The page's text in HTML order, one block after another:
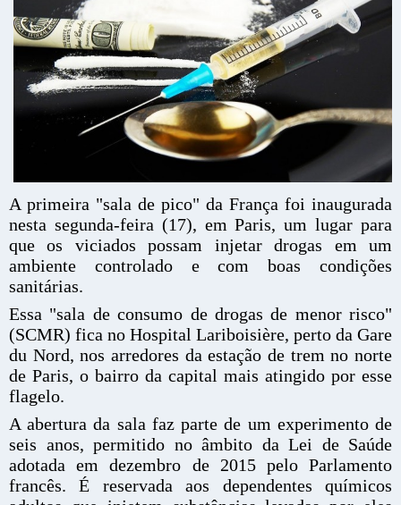
A primeira "sala de pico" da França foi inaugurada
nesta segunda-feira (17), em Paris, um lugar para
que os viciados possam injetar drogas em um
ambiente controlado e com boas condições
sanitárias.
Essa "sala de consumo de drogas de menor risco"
(SCMR) fica no Hospital Lariboisière, perto da Gare
du Nord, nos arredores da estação de trem no norte
de Paris, o bairro da capital mais atingido por esse
flagelo.
A abertura da sala faz parte de um experimento de
seis anos, permitido no âmbito da Lei de Saúde
adotada em dezembro de 2015 pelo Parlamento
francês. É reservada aos dependentes químicos